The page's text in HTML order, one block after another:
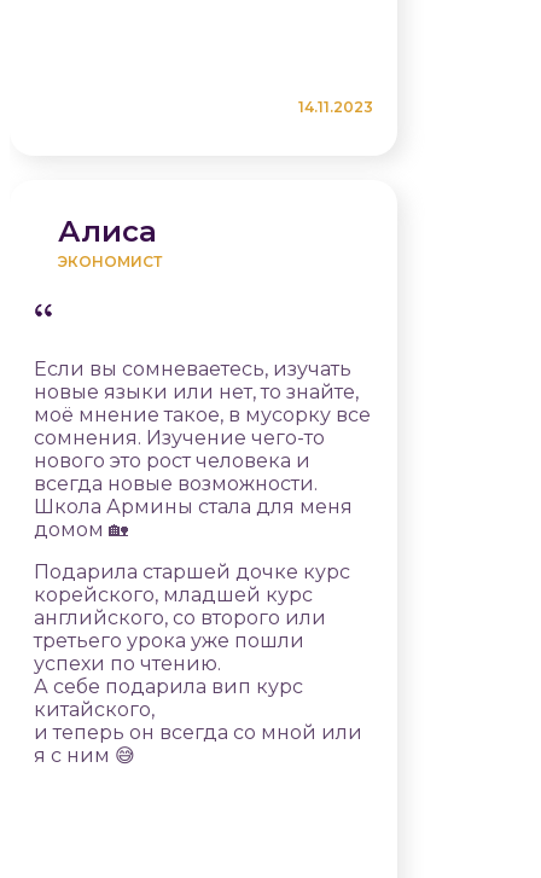
14.11.2023
Алиса
ЭКОНОМИСТ
Если вы сомневаетесь, изучать
новые языки или нет, то знайте,
моё мнение такое, в мусорку все
сомнения. Изучение чего-то
нового это рост человека и
всегда новые возможности.
Школа Армины стала для меня
домом 🏡
Подарила старшей дочке курс
корейского, младшей курс
английского, со второго или
третьего урока уже пошли
успехи по чтению.
А себе подарила вип курс
китайского,
и теперь он всегда со мной или
я с ним 😅